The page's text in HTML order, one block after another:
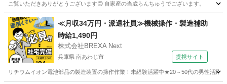
ご覧いただきありがとうございます😊 自家産の当歳らんちゅうでございます。
京都 京都市 宇多野駅 その他 蘭鋳
≪月収34万円・派遣社員≫機械操作・製造補助
時給1,490円
株式会社BREXA Next
兵庫県 南あわじ市 提携サイト
リチウムイオン電池部品の製造装置の操作作業！未経験活躍中★20～50代の男性活